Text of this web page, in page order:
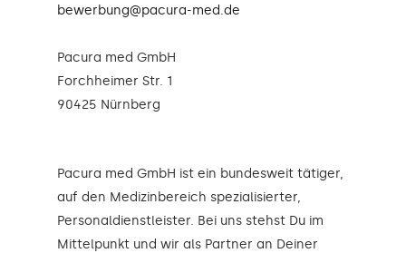
bewerbung@pacura-med.de
Pacura med GmbH
Forchheimer Str. 1
90425 Nürnberg
Pacura med GmbH ist ein bundesweit tätiger,
auf den Medizinbereich spezialisierter,
Personaldienstleister. Bei uns stehst Du im
Mittelpunkt und wir als Partner an Deiner